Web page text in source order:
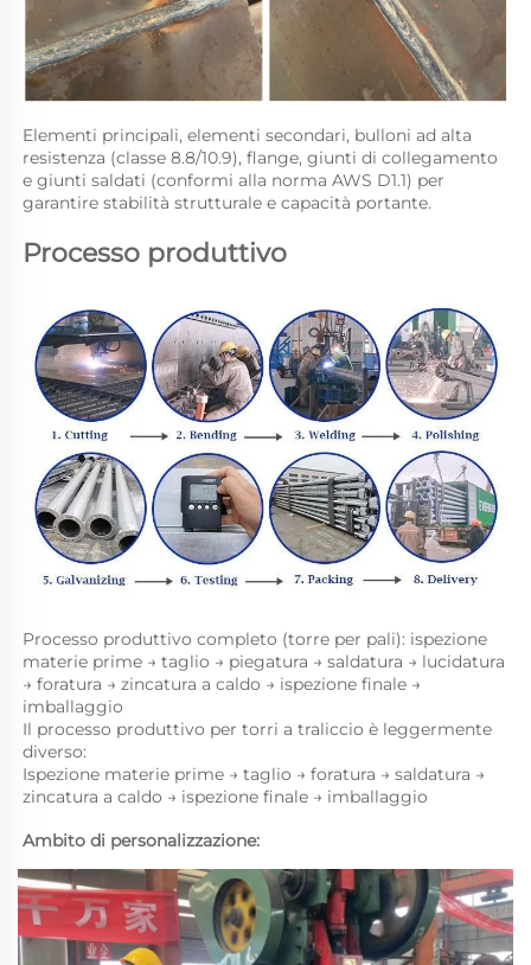
Elementi principali, elementi secondari, bulloni ad alta
resistenza (classe 8.8/10.9), flange, giunti di collegamento
e giunti saldati (conformi alla norma AWS D1.1) per
garantire stabilità strutturale e capacità portante.
Processo produttivo
Processo produttivo completo (torre per pali): ispezione
materie prime → taglio → piegatura → saldatura → lucidatura
→ foratura → zincatura a caldo → ispezione finale →
imballaggio
Il processo produttivo per torri a traliccio è leggermente
diverso:
Ispezione materie prime → taglio → foratura → saldatura →
zincatura a caldo → ispezione finale → imballaggio
Ambito di personalizzazione: